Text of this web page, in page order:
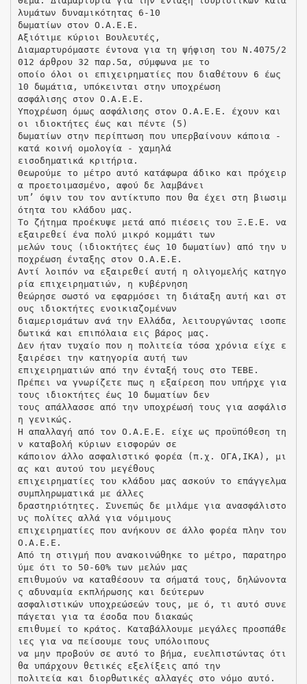
λυμάτων δυναμικότητας 6-10
δωματίων στον Ο.Α.Ε.Ε.
Αξιότιμε κύριοι Βουλευτές,
Διαμαρτυρόμαστε έντονα για τη ψήφιση του Ν.4075/2
012 άρθρου 32 παρ.5α, σύμφωνα με το
οποίο όλοι οι επιχειρηματίες που διαθέτουν 6 έως
10 δωμάτια, υπόκεινται στην υποχρέωση
ασφάλισης στον Ο.Α.Ε.Ε.
Υποχρέωση όμως ασφάλισης στον Ο.Α.Ε.Ε. έχουν και
οι ιδιοκτήτες έως και πέντε (5)
δωματίων στην περίπτωση που υπερβαίνουν κάποια -
κατά κοινή ομολογία - χαμηλά
εισοδηματικά κριτήρια.
Θεωρούμε το μέτρο αυτό κατάφωρα άδικο και πρόχειρ
α προετοιμασμένο, αφού δε λαμβάνει
υπ’ όψιν του τον αντίκτυπο που θα έχει στη βιωσιμ
ότητα του κλάδου μας.
Το ζήτημα προέκυψε μετά από πιέσεις του Ξ.Ε.Ε. να
εξαιρεθεί ένα πολύ μικρό κομμάτι των
μελών τους (ιδιοκτήτες έως 10 δωματίων) από την υ
ποχρέωση ένταξης στον Ο.Α.Ε.Ε.
Αντί λοιπόν να εξαιρεθεί αυτή η ολιγομελής κατηγο
ρία επιχειρηματιών, η κυβέρνηση
θεώρησε σωστό να εφαρμόσει τη διάταξη αυτή και στ
ους ιδιοκτήτες ενοικιαζομένων
διαμερισμάτων ανά την Ελλάδα, λειτουργώντας ισοπε
δωτικά και επιπόλαια εις βάρος μας.
Δεν ήταν τυχαίο που η πολιτεία τόσα χρόνια είχε ε
ξαιρέσει την κατηγορία αυτή των
επιχειρηματιών από την ένταξή τους στο ΤΕΒΕ.
Πρέπει να γνωρίζετε πως η εξαίρεση που υπήρχε για
τους ιδιοκτήτες έως 10 δωματίων δεν
τους απάλλασσε από την υποχρέωσή τους για ασφάλισ
η γενικώς.
Η απαλλαγή από τον Ο.Α.Ε.Ε. είχε ως προϋπόθεση τη
ν καταβολή κύριων εισφορών σε
κάποιον άλλο ασφαλιστικό φορέα (π.χ. ΟΓΑ,ΙΚΑ), μι
ας και αυτού του μεγέθους
επιχειρηματίες του κλάδου μας ασκούν το επάγγελμα
συμπληρωματικά με άλλες
δραστηριότητες. Συνεπώς δε μιλάμε για ανασφάλιστο
υς πολίτες αλλά για νόμιμους
επιχειρηματίες που ανήκουν σε άλλο φορέα πλην του
Ο.Α.Ε.Ε.
Από τη στιγμή που ανακοινώθηκε το μέτρο, παρατηρο
ύμε ότι το 50-60% των μελών μας
επιθυμούν να καταθέσουν τα σήματά τους, δηλώνοντα
ς αδυναμία εκπλήρωσης και δεύτερων
ασφαλιστικών υποχρεώσεών τους, με ό, τι αυτό συνε
πάγεται για τα έσοδα που διακαώς
επιθυμεί το κράτος. Καταβάλλουμε μεγάλες προσπάθε
ιες για να πείσουμε τους υπόλοιπους
να μην προβούν σε αυτό το βήμα, ευελπιστώντας ότι
θα υπάρχουν θετικές εξελίξεις από την
πολιτεία και διορθωτικές αλλαγές στο νόμο αυτό.